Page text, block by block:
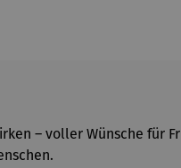
– voller Wünsche für